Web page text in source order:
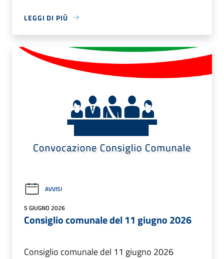
LEGGI DI PIÙ
AVVISI
5 GIUGNO 2026
Consiglio comunale del 11 giugno 2026
Consiglio comunale del 11 giugno 2026